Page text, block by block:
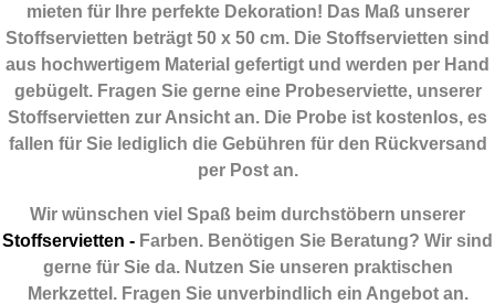
mieten für Ihre perfekte Dekoration! Das Maß unserer
Stoffservietten beträgt 50 x 50 cm. Die Stoffservietten sind
aus hochwertigem Material gefertigt und werden per Hand
gebügelt. Fragen Sie gerne eine Probeserviette, unserer
Stoffservietten zur Ansicht an. Die Probe ist kostenlos, es
fallen für Sie lediglich die Gebühren für den Rückversand
per Post an.
Wir wünschen viel Spaß beim durchstöbern unserer
Stoffservietten - Farben. Benötigen Sie Beratung? Wir sind
gerne für Sie da. Nutzen Sie unseren praktischen
Merkzettel. Fragen Sie unverbindlich ein Angebot an.